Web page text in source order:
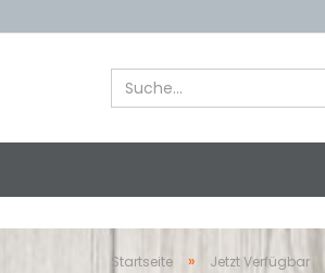
Startseite » Jetzt Verfügbar